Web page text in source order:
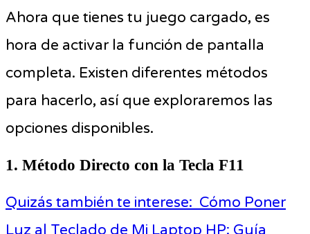
Ahora que tienes tu juego cargado, es
hora de activar la función de pantalla
completa. Existen diferentes métodos
para hacerlo, así que exploraremos las
opciones disponibles.
1. Método Directo con la Tecla F11
Quizás también te interese: Cómo Poner
Luz al Teclado de Mi Laptop HP: Guía